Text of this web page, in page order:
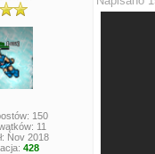
150
11
Nov 2018
428